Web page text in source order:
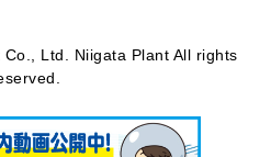
Ltd. Niigata Plant All rights